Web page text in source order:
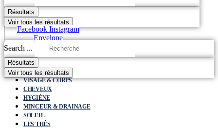
Résultats
Voir tous les résultats
Facebook Instagram
Envelope
Search ...
Résultats
Voir tous les résultats
VISAGE & CORPS
CHEVEUX
HYGIÈNE
MINCEUR & DRAINAGE
SOLEIL
LES THÉS